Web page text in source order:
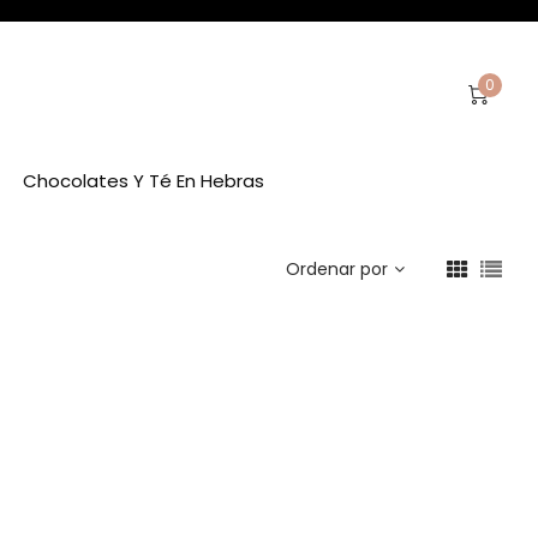
0
Chocolates Y Té En Hebras
Ordenar por